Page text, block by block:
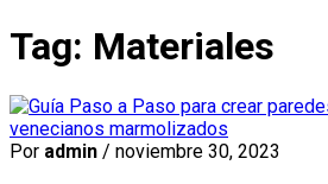
Tag: Materiales
Por admin / noviembre 30, 2023